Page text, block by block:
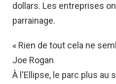
dollars. Les entreprises
parrainage.
« Rien de tout cela ne
Joe Rogan
À l'Ellipse, le parc plus au